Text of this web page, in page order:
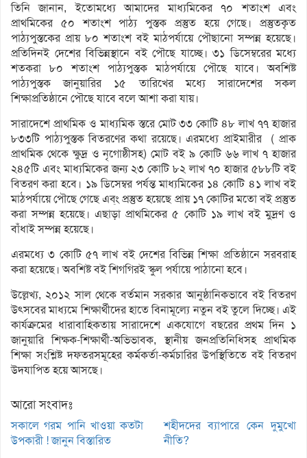
তিনি জানান, ইতোমধ্যে আমাদের মাধ্যমিকের ৭০ শতাংশ এবং
প্রাথমিকের ৫০ শতাংশ পাঠ্য পুস্তক প্রস্তুত হয়ে গেছে। প্রস্তুতকৃত
পাঠ্যপুস্তকের প্রায় ৮০ শতাংশ বই মাঠপর্যায়ে পৌছানো সম্পন্ন হয়েছে।
প্রতিদিনই দেশের বিভিন্নস্থানে বই পৌছে যাচ্ছে। ৩১ ডিসেম্বরের মধ্যে
শতকরা ৮০ শতাংশ পাঠ্যপুস্তক মাঠপর্যায়ে পৌছে যাবে। অবশিষ্ট
পাঠ্যপুস্তক জানুয়ারির ১৫ তারিখের মধ্যে সারাদেশের সকল
শিক্ষাপ্রতিষ্ঠানে পৌছে যাবে বলে আশা করা যায়।
সারাদেশে প্রাথমিক ও মাধ্যমিক স্তরে মোট ৩৩ কোটি ৪৮ লাখ ৭৭ হাজার
৮৩৩টি পাঠ্যপুস্তক বিতরণের কথা রয়েছে। এরমধ্যে প্রাইমারীর ( প্রাক
প্রাথমিক থেকে ক্ষুদ্র ও নৃগোষ্ঠীসহ) মোট বই ৯ কোটি ৬৬ লাখ ৭ হাজার
২৪৫টি এবং মাধ্যমিকের জন্য ২৩ কোটি ৮২ লাখ ৭০ হাজার ৫৮৮টি বই
বিতরণ করা হবে। ১৯ ডিসেম্বর পর্যন্ত মাধ্যমিকের ১৪ কোটি ৪১ লাখ বই
মাঠপর্যায়ে পৌছে গেছে এব্ং প্রস্তুত হয়েছে প্রায় ১৭ কোটির মতো বই প্রস্তুত
করা সম্পন্ন হয়েছে। এছাড়া প্রাথমিকের ৫ কোটি ১৯ লাখ বই মুদ্রণ ও
বাঁধাই সম্পন্ন হয়েছে।
এরমধ্যে ৩ কোটি ৫৭ লাখ বই দেশের বিভিন্ন শিক্ষা প্রতিষ্ঠানে সরবরাহ
করা হয়েছে। অবশিষ্ট বই শিগগিরই স্কুল পর্যায়ে পাঠানো হবে।
উল্লেখ্য, ২০১২ সাল থেকে বর্তমান সরকার আনুষ্ঠানিকভাবে বই বিতরণ
উৎসবের মাধ্যমে শিক্ষার্থীদের হাতে বিনামূল্যে নতুন বই তুলে দিচ্ছে। এই
কার্যক্রমের ধারাবাহিকতায় সারাদেশে একযোগে বছরের প্রথম দিন ১
জানুয়ারি শিক্ষক-শিক্ষার্থী-অভিভাবক, স্থানীয় জনপ্রতিনিধিসহ প্রাথমিক
শিক্ষা সংশ্লিষ্ট দফতরসমূহের কর্মকর্তা-কর্মচারির উপস্থিতিতে বই বিতরণ
উদযাপিত হয়ে আসছে।
আরো সংবাদঃ
সকালে গরম পানি খাওয়া কতটা
উপকারী ! জানুন বিস্তারিত
শহীদদের ব্যাপারে কেন দুমুখো
নীতি?